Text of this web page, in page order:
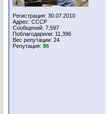
Регистрация: 30.07.2010
Адрес: СССР
Сообщений: 7,597
Поблагодарили: 11,396
Вес репутации: 24
Репутация: 86